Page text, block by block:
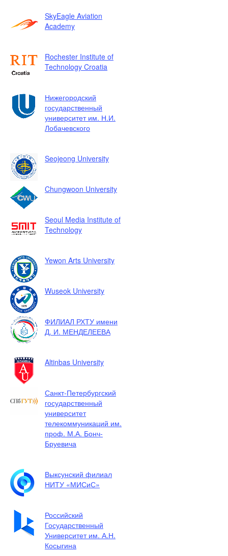
SkyEagle Aviation
Academy
Rochester Institute of
Technology Croatia
Нижегородский
государственный
университет им. Н.И.
Лобачевского
Seojeong University
Chungwoon University
Seoul Media Institute of
Technology
Yewon Arts University
Wuseok University
ФИЛИАЛ РХТУ имени
Д. И. МЕНДЕЛЕЕВА
Altinbas University
Санкт-Петербургский
государственный
университет
телекоммуникаций им.
проф. М.А. Бонч-
Бруевича
Выксунский филиал
НИТУ «МИСиС»
Российский
Государственный
Университет им. А.Н.
Косыгина